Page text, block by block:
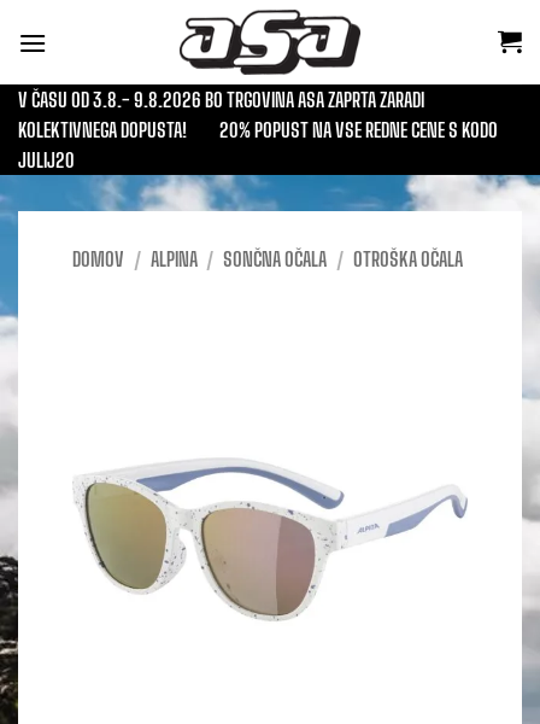
V ČASU OD 3.8.- 9.8.2026 BO TRGOVINA ASA ZAPRTA ZARADI
KOLEKTIVNEGA DOPUSTA!
20% POPUST NA VSE REDNE CENE S KODO
JULIJ20
DOMOV / ALPINA / SONČNA OČALA / OTROŠKA OČALA